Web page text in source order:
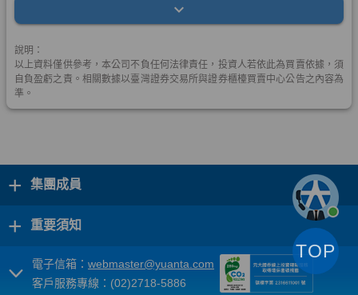
+ 集團成員
+ 重要須知
電子信箱： webmaster@yuanta.com
客戶服務專線：(02)2718-5886
TOP